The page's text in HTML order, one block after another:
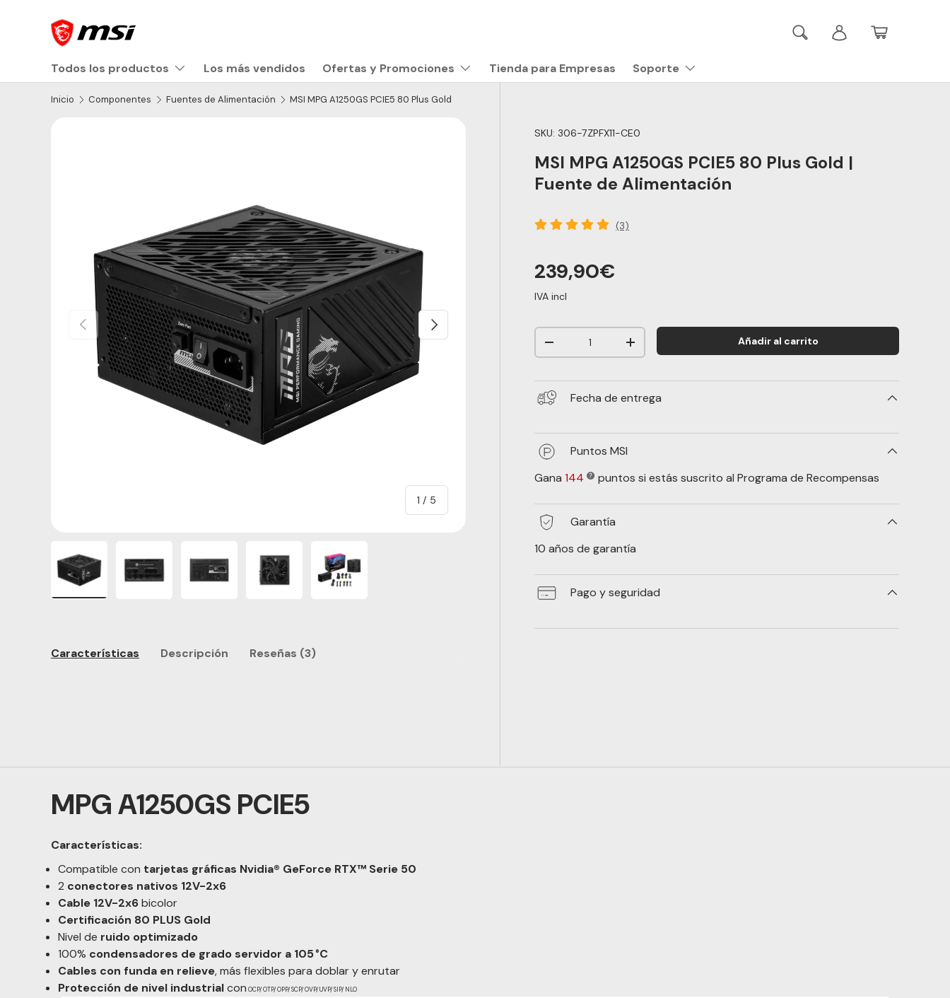
Ir al contenido
Buscar Iniciar sesión
Cesta
Todos los productos
Los más vendidos Ofertas y Promociones Tienda para Empresas Soporte
Inicio Componentes Fuentes de Alimentación MSI MPG A1250GS PCIE5 80 Plus Gold
Anterior
1 / de
5
Siguiente
SKU: 306-7ZPFX11-CE0
MSI MPG A1250GS PCIE5 80 Plus Gold |
Fuente de Alimentación
(3)
239,90€
IVA incl
Cant.
-
+ Añadir al carrito
Fecha de entrega
Puntos MSI
Gana 144 puntos si estás suscrito al Programa de Recompensas
Garantía
10 años de garantía
Pago y seguridad
Características Descripción Reseñas (3)
MPG A1250GS PCIE5
Características:
Compatible con tarjetas gráficas Nvidia® GeForce RTX™ Serie 50
2 conectores nativos 12V-2x6
Cable 12V-2x6bicolor
Certificación 80 PLUS Gold
Nivel de ruido optimizado
100% condensadores de grado servidor a 105 °C
Cables con funda en relieve, más flexibles para doblar y enrutar
Protección de nivel industrialcon OCP/ OTP/ OPP/ SCP/ OVP/ UVP/ SIP/ NLO